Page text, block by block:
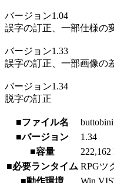
バージョン1.04
誤字の訂正、一部仕様の
バージョン1.33
誤字の訂正、一部画像の
バージョン1.34
脱字の訂正
■ファイル名
■バージョン
1.34
■容量
■必要ランタイム RPGツ
■動作環境
Win